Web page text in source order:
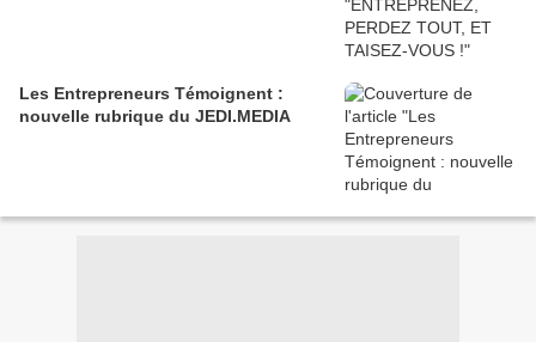
Les Entrepreneurs Témoignent :
nouvelle rubrique du JEDI.MEDIA